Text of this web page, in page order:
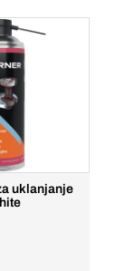
uklanjanje